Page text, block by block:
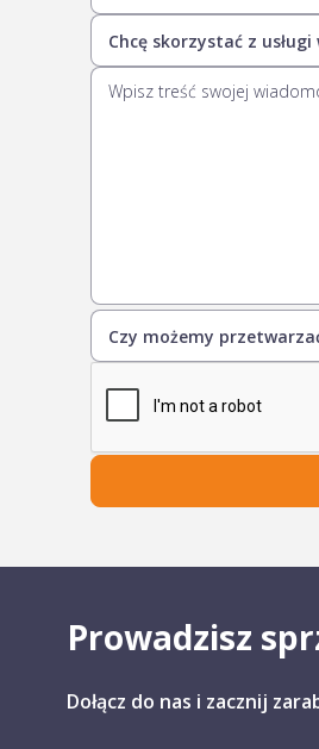
Prowadzisz
Dołącz do nas i zacznij